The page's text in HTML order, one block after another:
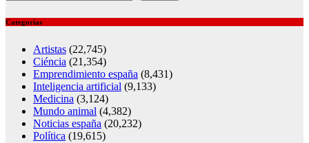
Categorías
Artistas (22,745)
Ciéncia (21,354)
Emprendimiento españa (8,431)
Inteligencia artificial (9,133)
Medicina (3,124)
Mundo animal (4,382)
Noticias españa (20,232)
Política (19,615)